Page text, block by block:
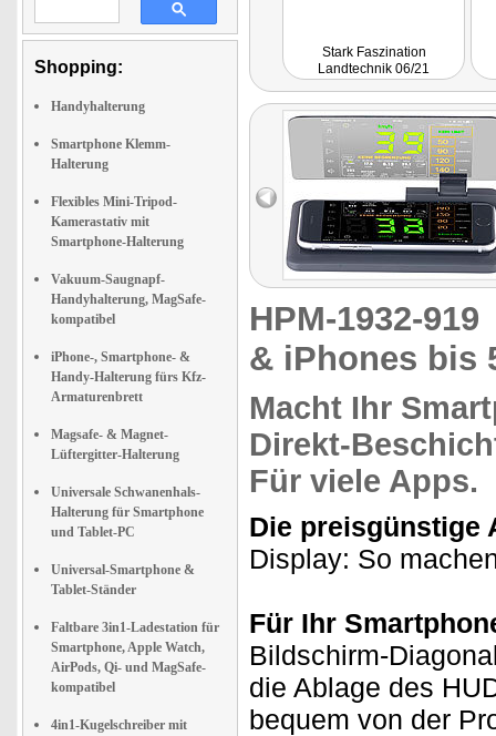
Shopping:
Handyhalterung
Smartphone Klemm-
Halterung
Flexibles Mini-Tripod-
Kamerastativ mit
Smartphone-Halterung
Vakuum-Saugnapf-
Handyhalterung, MagSafe-
kompatibel
iPhone-, Smartphone- &
Handy-Halterung fürs Kfz-
Armaturenbrett
Magsafe- & Magnet-
Lüftergitter-Halterung
Universale Schwanenhals-
Halterung für Smartphone
und Tablet-PC
Universal-Smartphone &
Tablet-Ständer
Faltbare 3in1-Ladestation für
Smartphone, Apple Watch,
AirPods, Qi- und MagSafe-
kompatibel
4in1-Kugelschreiber mit
Stark Faszination
Landtechnik 06/21
HPM-1932-
& iPhones bis
Macht Ihr
Direkt-
Für viele Apps.
Die preisgünstige
Display: So
Für Ihr
Bildschirm-
die Ablage des
bequem von der